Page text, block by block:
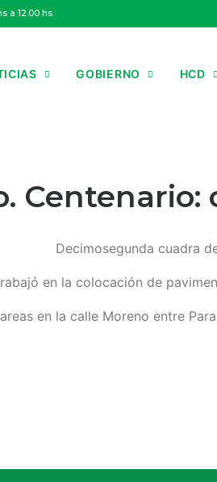
a 12.00 hs
GOBIERNO HCD
Centenario:
Decimosegunda cuadra
en la colocación de
en la calle Moreno entre